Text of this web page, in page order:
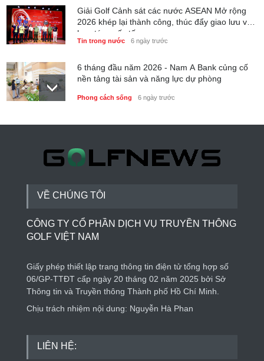
Giải Golf Cảnh sát các nước ASEAN Mở rộng
2026 khép lại thành công, thúc đẩy giao lưu và
hợp tác quốc tế
Tin trong nước 6 ngày trước
6 tháng đầu năm 2026 - Nam A Bank củng cố
nền tảng tài sản và năng lực dự phòng
Phong cách sống 6 ngày trước
Thành lập Trung tâm Giải mã lượng tử Quang
Phong cách sống 6 ngày trước
VỀ CHÚNG TÔI
CÔNG TY CỔ PHẦN DỊCH VỤ TRUYỀN THÔNG
GOLF VIỆT NAM
Giấy phép thiết lập trang thông tin điện tử tổng hợp số
06/GP-TTĐT cấp ngày 20 tháng 02 năm 2025 bởi Sở
Thông tin và Truyền thông Thành phố Hồ Chí Minh.
Chịu trách nhiệm nội dung: Nguyễn Hà Phan
LIÊN HỆ: